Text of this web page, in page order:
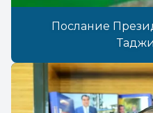
Послание